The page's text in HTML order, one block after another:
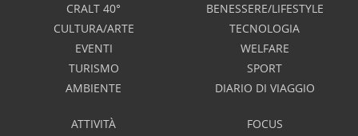
CRALT 40°
CULTURA/ARTE
EVENTI
TURISMO
AMBIENTE
BENESSERE/LIFESTYLE
TECNOLOGIA
WELFARE
SPORT
DIARIO DI VIAGGIO
ATTIVITÀ
FOCUS